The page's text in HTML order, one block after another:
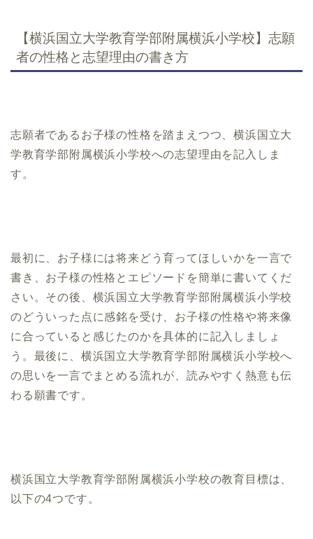
【横浜国立大学教育学部附属横浜小学校】志願
者の性格と志望理由の書き方
志願者であるお子様の性格を踏まえつつ、横浜国立大
学教育学部附属横浜小学校への志望理由を記入しま
す。
最初に、お子様には将来どう育ってほしいかを一言で
書き、お子様の性格とエピソードを簡単に書いてくだ
さい。その後、横浜国立大学教育学部附属横浜小学校
のどういった点に感銘を受け、お子様の性格や将来像
に合っていると感じたのかを具体的に記入しましょ
う。最後に、横浜国立大学教育学部附属横浜小学校へ
の思いを一言でまとめる流れが、読みやすく熱意も伝
わる願書です。
横浜国立大学教育学部附属横浜小学校の教育目標は、
以下の4つです。